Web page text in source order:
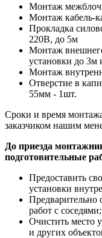
Монтаж
Монтаж кабель-
Прокладка
220В, до 5м
Монтаж
установки до 3м
Монтаж
Отверстие в
55мм - 1шт.
Сроки и время
заказчиком нашим
До приезда
подготовительные
Предоставить
установки
Предварительно
работ с соседями;
Очистить место
и других